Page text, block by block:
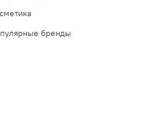
бренды